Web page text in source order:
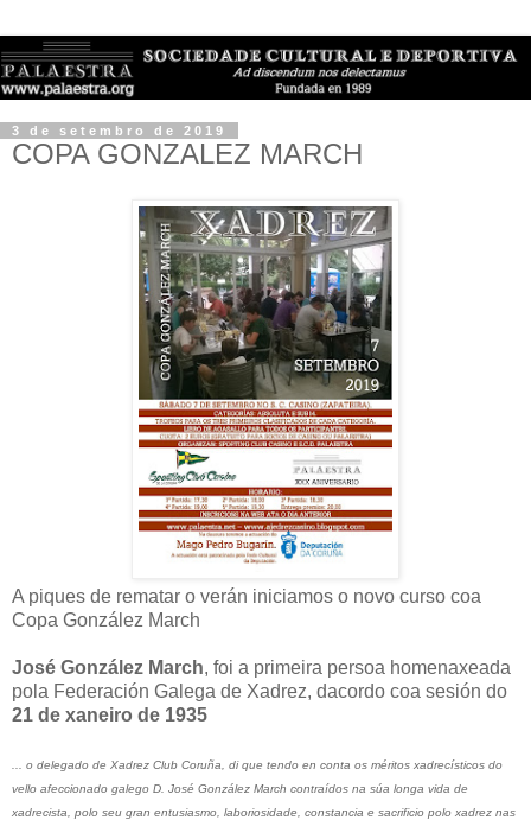
3 de setembro de 2019
COPA GONZALEZ MARCH
A piques de rematar o verán iniciamos o novo curso coa
Copa González March
José González March, foi a primeira persoa homenaxeada
pola Federación Galega de Xadrez, dacordo coa sesión do
21 de xaneiro de 1935
... o delegado de Xadrez Club Coruña, di que tendo en conta os méritos xadrecísticos do
vello afeccionado galego D. José González March contraídos na súa longa vida de
xadrecista, polo seu gran entusiasmo, laboriosidade, constancia e sacrificio polo xadrez nas